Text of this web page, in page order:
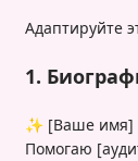
Адаптируйте
1.
✨ [Ваше
Помогаю